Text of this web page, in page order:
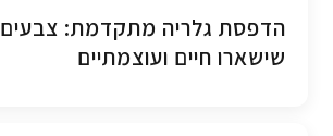
הדפסת גלריה מתקדמת: צבעים
שישארו חיים ועוצמתיים